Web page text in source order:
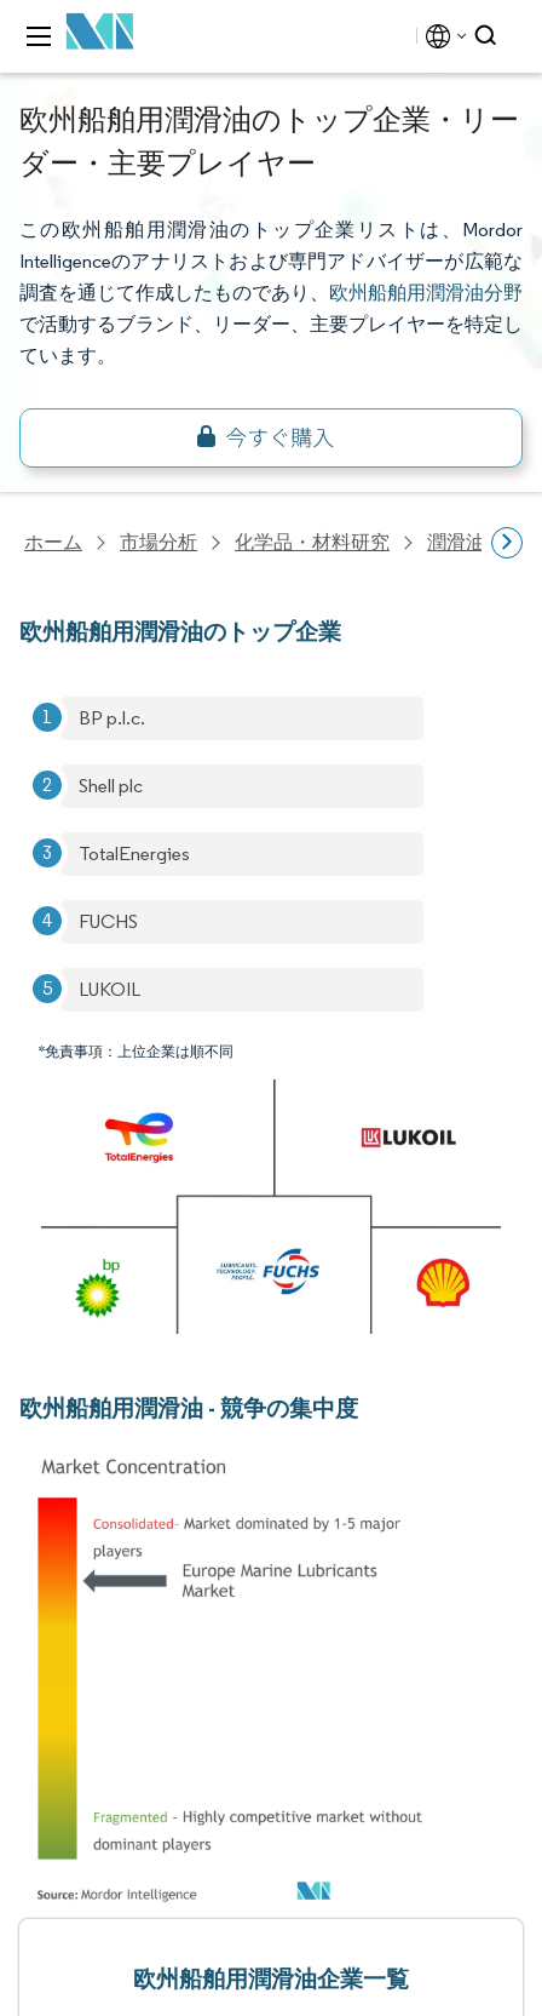
欧州船舶用潤滑油のトップ企業・リー
ダー・主要プレイヤー
この欧州船舶用潤滑油のトップ企業リストは、Mordor
Intelligenceのアナリストおよび専門アドバイザーが広範な
調査を通じて作成したものであり、 欧州船舶用潤滑油分野
で活動するブランド、リーダー、主要プレイヤーを特定し
ています。
ホーム 市場分析 化学品・材料研究 潤滑油・燃
欧州船舶用潤滑油のトップ企業
BP p.l.c.
Shell plc
TotalEnergies
FUCHS
LUKOIL
*免責事項：上位企業は順不同
欧州船舶用潤滑油 - 競争の集中度
欧州船舶用潤滑油企業一覧